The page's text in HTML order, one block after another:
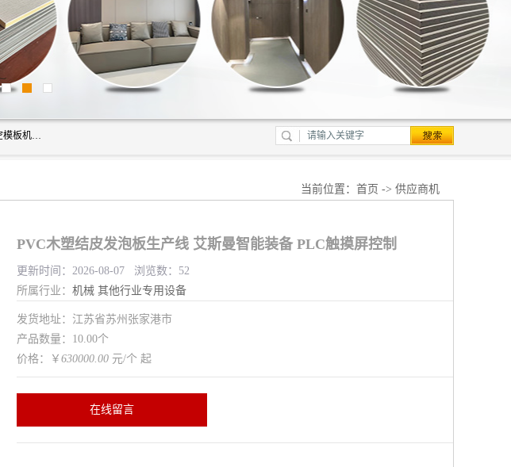
艾斯曼(张家港)技术工程设备有限公司是一家以新型建材生产设备生产制造，公司的主要经营产品有塑料中空模板机器、PET片材设备、可降解餐盒设备、树脂瓦设备、管材生产线、琉璃瓦设备等，艾斯曼机械在国内及国外享有较高盛誉拥有众多长期合作的老客户。
当前位置： 首页 -> 供应商机
PVC木塑结皮发泡板生产线 艾斯曼智能装备 PLC触摸屏控制
更新时间：2026-08-07 浏览数：52
所属行业： 机械 其他行业专用设备
发货地址：江苏省苏州张家港市
产品数量：10.00个
价格：￥ 630000.00 元/个 起
在线留言